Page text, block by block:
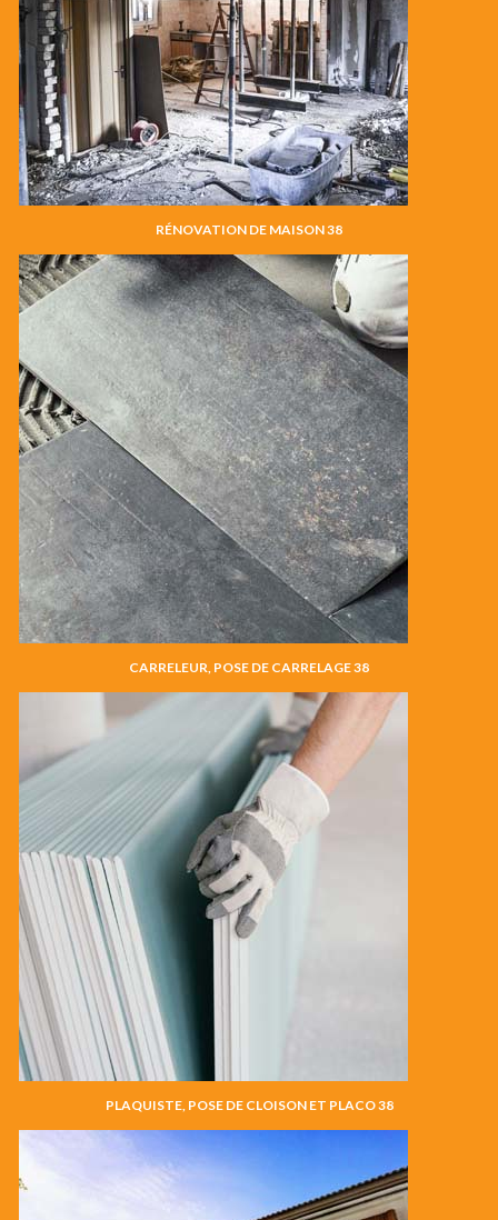
RÉNOVATION DE MAISON 38
CARRELEUR, POSE DE CARRELAGE 38
PLAQUISTE, POSE DE CLOISON ET PLACO 38